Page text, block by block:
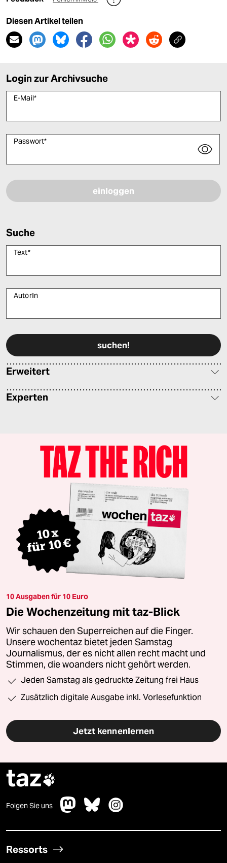
Diesen Artikel teilen
Login zur Archivsuche
E-Mail*
Passwort*
Suche
Text*
AutorIn
Erweitert
Experten
10 Ausgaben für 10 Euro
Die Wochenzeitung mit taz-Blick
Wir schauen den Superreichen auf die Finger.
Unsere wochentaz bietet jeden Samstag
Journalismus, der es nicht allen recht macht und
Stimmen, die woanders nicht gehört werden.
Jeden Samstag als gedruckte Zeitung frei Haus
Zusätzlich digitale Ausgabe inkl. Vorlesefunktion
Jetzt kennenlernen
taz
Folgen Sie uns
Ressorts